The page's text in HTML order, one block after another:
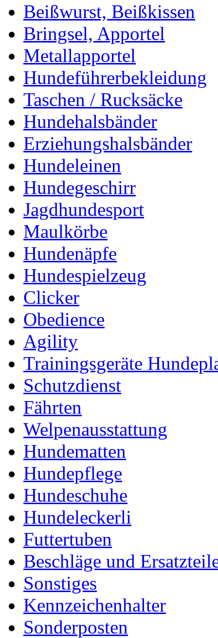
Beißwurst, Beißkissen
Bringsel, Apportel
Metallapportel
Hundeführerbekleidung
Taschen / Rucksäcke
Hundehalsbänder
Erziehungshalsbänder
Hundeleinen
Hundegeschirr
Jagdhundesport
Maulkörbe
Hundenäpfe
Hundespielzeug
Clicker
Obedience
Agility
Trainingsgeräte
Schutzdienst
Fährten
Welpenausstattung
Hundematten
Hundepflege
Hundeschuhe
Hundeleckerli
Futtertuben
Beschläge und
Sonstiges
Kennzeichenhalter
Sonderposten